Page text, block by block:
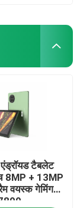
टैबलेट
8MP + 13MP
वयस्क गेमिंग